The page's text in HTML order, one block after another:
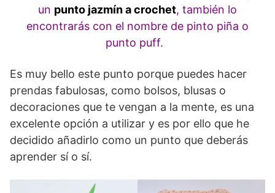
un punto jazmín a crochet, también lo
encontrarás con el nombre de pinto piña o
punto puff.
Es muy bello este punto porque puedes hacer
prendas fabulosas, como bolsos, blusas o
decoraciones que te vengan a la mente, es una
excelente opción a utilizar y es por ello que he
decidido añadirlo como un punto que deberás
aprender sí o sí.